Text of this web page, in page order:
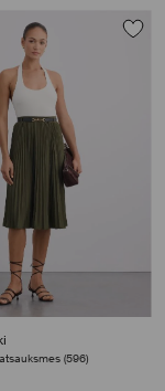
atsauksmes (596)